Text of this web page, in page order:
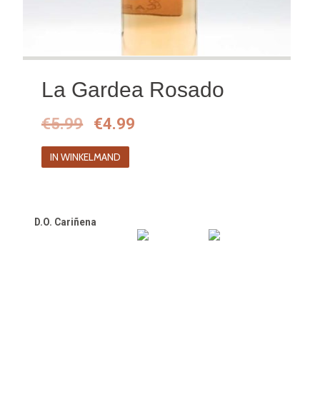
La Gardea Rosado
€5.99
Oorspronkelijke
prijs
was:
€4.99
IN WINKELMAND
D.O. Cariñena